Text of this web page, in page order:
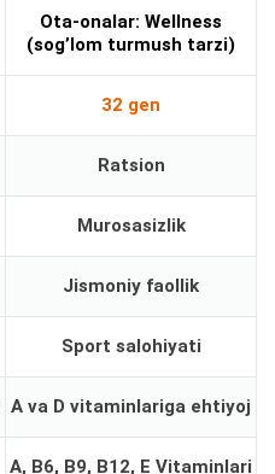
Ota-onalar: Wellness
(sog’lom turmush tarzi)
32 gen
Ratsion
Murosasizlik
Jismoniy faollik
Sport salohiyati
A va D vitaminlariga ehtiyoj
A, B6, B9, B12, E Vitaminlari